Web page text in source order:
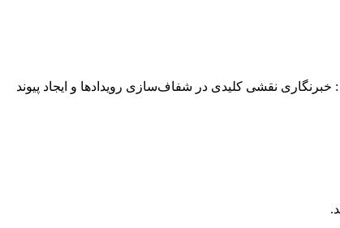
نقشی کلیدی در شفاف‌سازی رویدادها و ایجاد پیوند